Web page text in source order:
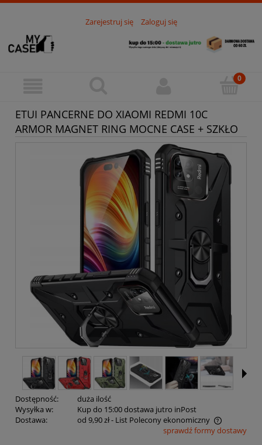
Zarejestruj się Zaloguj się
ETUI PANCERNE DO XIAOMI REDMI 10C
ARMOR MAGNET RING MOCNE CASE + SZKŁO
Dostępność:
duża ilość
Wysyłka w:
Kup do 15:00 dostawa jutro inPost
Dostawa:
od 9,90 zł- List Polecony ekonomiczny
Cena nie zawiera ewentualnych kosztów płatnościsprawdź formy dostawy